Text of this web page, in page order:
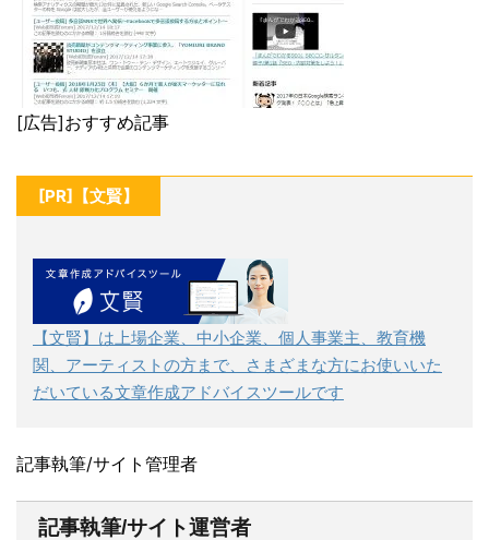
[広告]おすすめ記事
[PR]【文賢】
【文賢】は上場企業、中小企業、個人事業主、教育機
関、アーティストの方まで、さまざまな方にお使いいた
だいている文章作成アドバイスツールです
記事執筆/サイト管理者
記事執筆/サイト運営者